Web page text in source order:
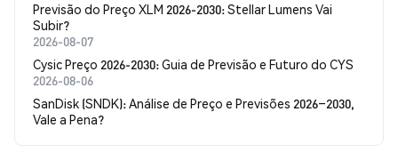
Previsão do Preço XLM 2026-2030: Stellar Lumens Vai
Subir?
2026-08-07
Cysic Preço 2026-2030: Guia de Previsão e Futuro do CYS
2026-08-06
SanDisk (SNDK): Análise de Preço e Previsões 2026–2030,
Vale a Pena?